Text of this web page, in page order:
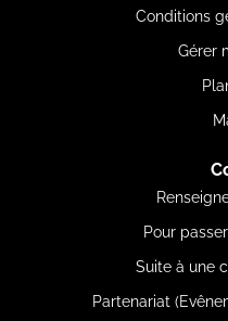
Conditions
Gérer
Pour
Suite à une
Partenariat